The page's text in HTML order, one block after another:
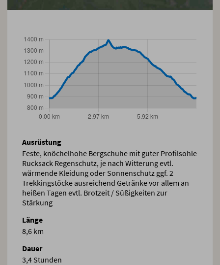
Ausrüstung
Feste, knöchelhohe Bergschuhe mit guter Profilsohle
Rucksack Regenschutz, je nach Witterung evtl.
wärmende Kleidung oder Sonnenschutz ggf. 2
Trekkingstöcke ausreichend Getränke vor allem an
heißen Tagen evtl. Brotzeit / Süßigkeiten zur
Stärkung
Länge
8,6 km
Dauer
3,4 Stunden